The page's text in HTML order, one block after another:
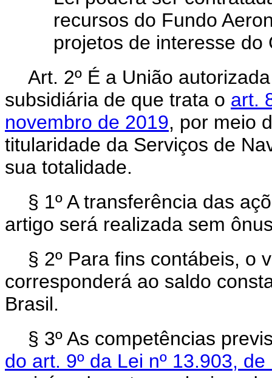
recursos do Fundo
projetos de interesse do
Art. 2º É a União
subsidiária de que trata o art.
novembro de 2019, por meio
titularidade da Serviços de
sua totalidade.
§ 1º A transferência das
artigo será realizada sem
§ 2º Para fins contábeis, o
corresponderá ao saldo
Brasil.
§ 3º As competências
do art. 9º da Lei nº 13.903,